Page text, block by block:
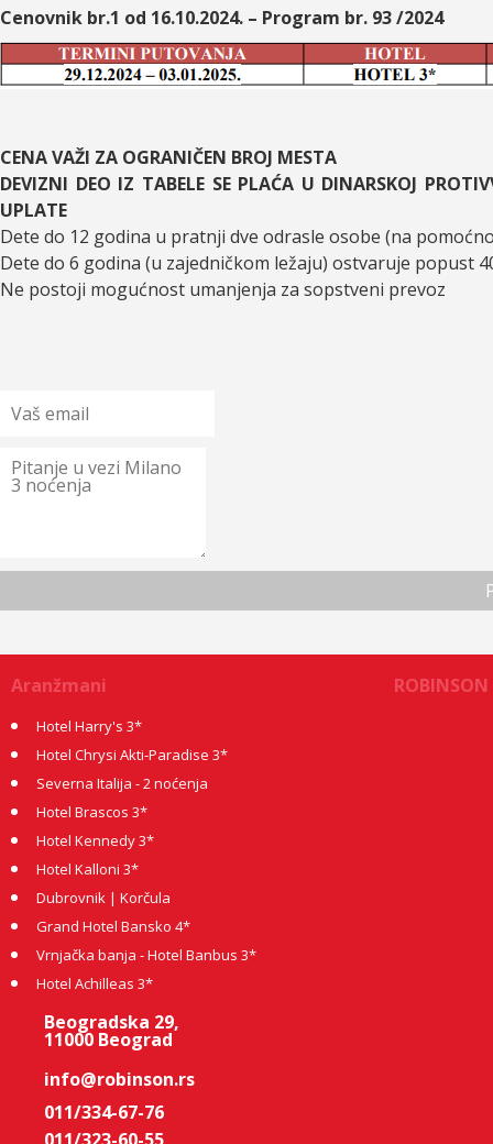
Cenovnik br.1 od 16.10.2024. – Program br. 93 /2024
CENA VAŽI ZA OGRANIČEN BROJ MESTA
DEVIZNI DEO IZ TABELE SE PLAĆA U DINARSKOJ
UPLATE
Dete do 12 godina u pratnji dve odrasle osobe (na
Dete do 6 godina (u zajedničkom ležaju) ostvaruje popust
Ne postoji mogućnost umanjenja za sopstveni prevoz
Aranžmani
Hotel Harry's 3*
Hotel Chrysi Akti-Paradise 3*
Severna Italija - 2 noćenja
Hotel Brascos 3*
Hotel Kennedy 3*
Hotel Kalloni 3*
Dubrovnik | Korčula
Grand Hotel Bansko 4*
Vrnjačka banja - Hotel Banbus 3*
Hotel Achilleas 3*
ROBINSON
Beogradska 29,
11000 Beograd
info@robinson.rs
011/334-67-76